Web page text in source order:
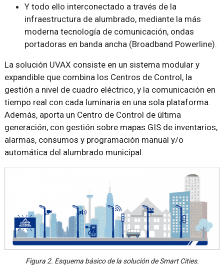
Y todo ello interconectado a través de la
infraestructura de alumbrado, mediante la más
moderna tecnología de comunicación, ondas
portadoras en banda ancha (Broadband Powerline).
La solución UVAX consiste en un sistema modular y
expandible que combina los Centros de Control, la
gestión a nivel de cuadro eléctrico, y la comunicación en
tiempo real con cada luminaria en una sola plataforma.
Además, aporta un Centro de Control de última
generación, con gestión sobre mapas GIS de inventarios,
alarmas, consumos y programación manual y/o
automática del alumbrado municipal.
Figura 2. Esquema básico de la solución de Smart Cities.